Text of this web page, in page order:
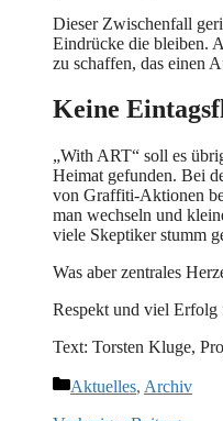
Dieser Zwischenfall
Eindrücke die bleiben.
zu schaffen, das einen
Keine
„With ART“ soll es
Heimat gefunden. Bei
von Graffiti-Aktionen
man wechseln und
viele Skeptiker stumm
Was aber zentrales
Respekt und viel Erfolg
Text: Torsten Kluge,
Kategorien
Aktuelles, Archiv